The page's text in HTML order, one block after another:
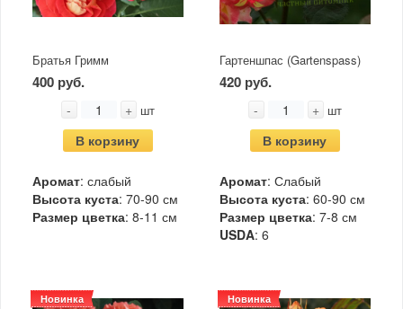
Братья Гримм
400 руб.
- + шт
В корзину
Аромат: слабый
Высота куста: 70-90 см
Размер цветка: 8-11 см
Гартеншпас (Gartenspass)
420 руб.
- + шт
В корзину
Аромат: Слабый
Высота куста: 60-90 см
Размер цветка: 7-8 см
USDA: 6
Новинка Новинка